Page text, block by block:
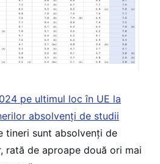
pe ultimul loc în UE la
absolvenți de studii
tineri sunt absolvenți de
rată de aproape două ori mai